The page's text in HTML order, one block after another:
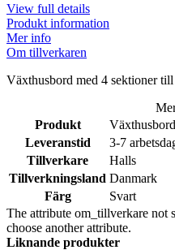
View full details
Produkt information
Mer info
Om tillverkaren
Växthusbord med 4 sektioner
Produkt
Leveranstid
3-7
Tillverkare
Halls
Tillverkningsland Danmark
Färg
Svart
The attribute om_tillverkare not
choose another attribute.
Liknande produkter